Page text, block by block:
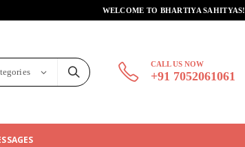
WELCOME TO BHARTIYA SAHITYAS!
CALL US NOW
+91 7052061061